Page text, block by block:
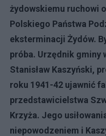
żydowskiemu ruchowi
Polskiego Państwa
eksterminacji Żydów.
próba. Urzędnik gminy
Stanisław Kaszyński,
roku 1941-42 ujawnić
przedstawicielstwa
Krzyża. Jego
niepowodzeniem i